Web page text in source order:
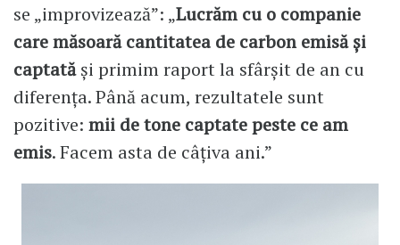
se „improvizează”: „Lucrăm cu o companie
care măsoară cantitatea de carbon emisă și
captatăși primim raport la sfârșit de an cu
diferența. Până acum, rezultatele sunt
pozitive: mii de tone captate peste ce am
emis. Facem asta de câțiva ani.”